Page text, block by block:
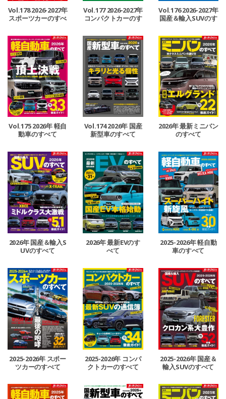
Vol.178 2026-2027年
スポーツカーのすべ
Vol.177 2026-2027年
コンパクトカーのす
Vol.176 2026-2027年
国産＆輸入SUVのす
Vol.175 2026年 軽自
動車のすべて
Vol.174 2026年 国産
新型車のすべて
2026年 最新ミニバン
のすべて
2026年 国産＆輸入S
UVのすべて
2026年 最新EVのす
べて
2025-2026年 軽自動
車のすべて
2025-2026年 スポー
ツカーのすべて
2025-2026年 コンパ
クトカーのすべて
2025-2026年 国産＆
輸入SUVのすべて